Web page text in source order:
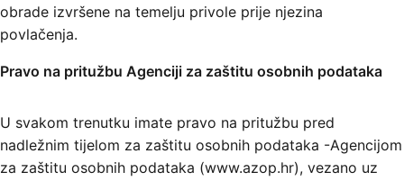
obrade izvršene na temelju privole prije njezina
povlačenja.
Pravo na pritužbu Agenciji za zaštitu osobnih podataka
U svakom trenutku imate pravo na pritužbu pred
nadležnim tijelom za zaštitu osobnih podataka -Agencijom
za zaštitu osobnih podataka (www.azop.hr), vezano uz